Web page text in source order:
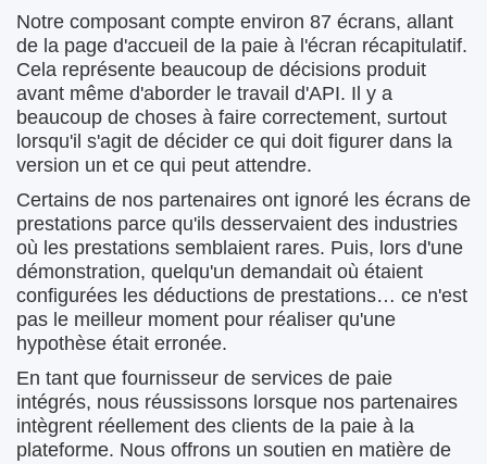
Notre composant compte environ 87 écrans, allant
de la page d'accueil de la paie à l'écran récapitulatif.
Cela représente beaucoup de décisions produit
avant même d'aborder le travail d'API. Il y a
beaucoup de choses à faire correctement, surtout
lorsqu'il s'agit de décider ce qui doit figurer dans la
version un et ce qui peut attendre.
Certains de nos partenaires ont ignoré les écrans de
prestations parce qu'ils desservaient des industries
où les prestations semblaient rares. Puis, lors d'une
démonstration, quelqu'un demandait où étaient
configurées les déductions de prestations… ce n'est
pas le meilleur moment pour réaliser qu'une
hypothèse était erronée.
En tant que fournisseur de services de paie
intégrés, nous réussissons lorsque nos partenaires
intègrent réellement des clients de la paie à la
plateforme. Nous offrons un soutien en matière de